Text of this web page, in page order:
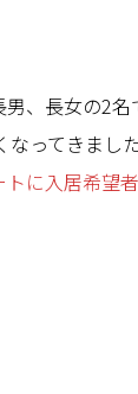
、長女の2
ってきま
に入居希望